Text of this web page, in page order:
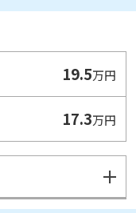
19.5万円
17.3万円